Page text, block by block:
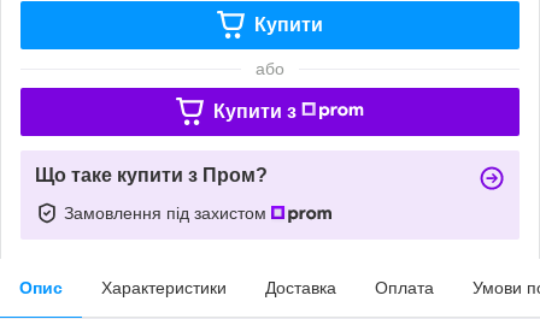
Купити
або
Купити з
Що таке купити з Пром?
Замовлення під захистом
Опис Характеристики Доставка Оплата Умови